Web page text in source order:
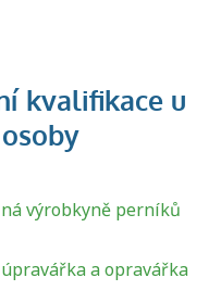
výrobkyně perníků
a opravářka